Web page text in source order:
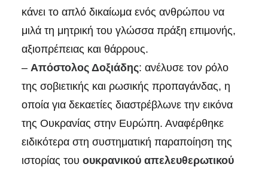
κάνει το απλό δικαίωμα ενός ανθρώπου να
μιλά τη μητρική του γλώσσα πράξη επιμονής,
αξιοπρέπειας και θάρρους.
– Απόστολος Δοξιάδης: ανέλυσε τον ρόλο
της σοβιετικής και ρωσικής προπαγάνδας, η
οποία για δεκαετίες διαστρέβλωνε την εικόνα
της Ουκρανίας στην Ευρώπη. Αναφέρθηκε
ειδικότερα στη συστηματική παραποίηση της
ιστορίας του ουκρανικού απελευθερωτικού